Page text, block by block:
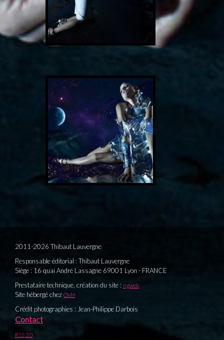
2011-2026 Thibaut Lauvergne
Responsable éditorial : Thibaut Lauvergne
Siège : 16 quai André Lassagne 69001 Lyon - FRANCE
Prestataire technique, création du site : ngweb
Site hébergé chez OVH
Crédit photographies : Jean-Philippe Darbois
Contact
RSS 2.0